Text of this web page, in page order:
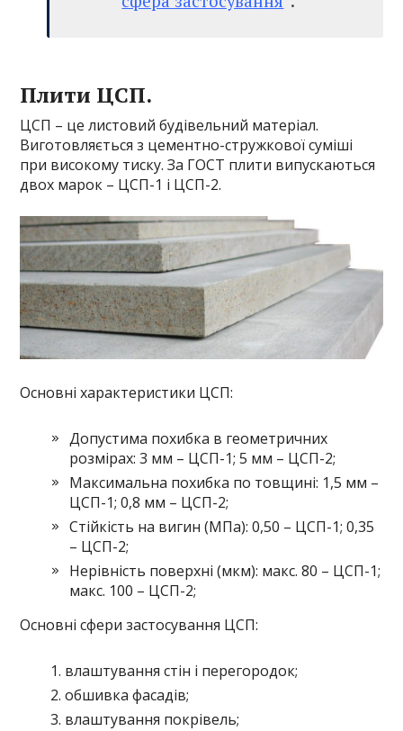
Плити ЦСП.
ЦСП – це листовий будівельний матеріал.
Виготовляється з цементно-стружкової суміші
при високому тиску. За ГОСТ плити випускаються
двох марок – ЦСП-1 і ЦСП-2.
Основні характеристики ЦСП:
Допустима похибка в геометричних
розмірах: 3 мм – ЦСП-1; 5 мм – ЦСП-2;
Максимальна похибка по товщині: 1,5 мм –
ЦСП-1; 0,8 мм – ЦСП-2;
Стійкість на вигин (МПа): 0,50 – ЦСП-1; 0,35
– ЦСП-2;
Нерівність поверхні (мкм): макс. 80 – ЦСП-1;
макс. 100 – ЦСП-2;
Основні сфери застосування ЦСП:
влаштування стін і перегородок;
обшивка фасадів;
влаштування покрівель;